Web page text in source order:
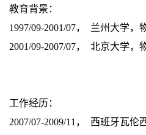
教育背景：
1997/09-2001/07， 兰州大学
2001/09-2007/07， 北京大学，
工作经历：
2007/07-2009/11， 西班牙瓦伦